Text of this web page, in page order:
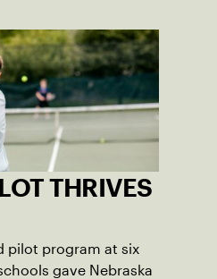
THRIVES
pilot program at six
gave Nebraska